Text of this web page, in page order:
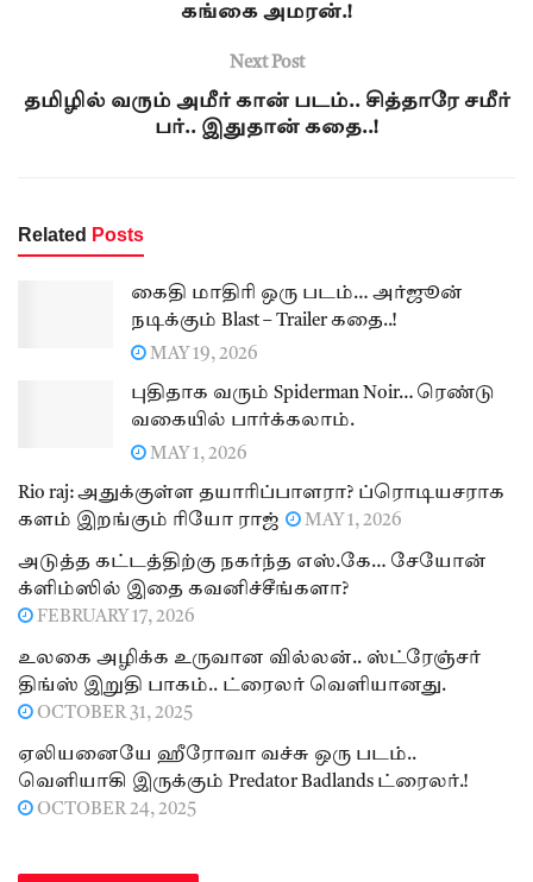
கங்கை அமரன்.!
Next Post
தமிழில் வரும் அமீர் கான் படம்.. சித்தாரே சமீர்
பர்.. இதுதான் கதை..!
Related Posts
கைதி மாதிரி ஒரு படம்… அர்ஜூன்
நடிக்கும் Blast – Trailer கதை..!
MAY 19, 2026
புதிதாக வரும் Spiderman Noir… ரெண்டு
வகையில் பார்க்கலாம்.
MAY 1, 2026
Rio raj: அதுக்குள்ள தயாரிப்பாளரா? ப்ரொடியசராக
களம் இறங்கும் ரியோ ராஜ்
MAY 1, 2026
அடுத்த கட்டத்திற்கு நகர்ந்த எஸ்.கே… சேயோன்
க்ளிம்ஸில் இதை கவனிச்சீங்களா?
FEBRUARY 17, 2026
உலகை அழிக்க உருவான வில்லன்.. ஸ்ட்ரேஞ்சர்
திங்ஸ் இறுதி பாகம்.. ட்ரைலர் வெளியானது.
OCTOBER 31, 2025
ஏலியனையே ஹீரோவா வச்சு ஒரு படம்..
வெளியாகி இருக்கும் Predator Badlands ட்ரைலர்.!
OCTOBER 24, 2025